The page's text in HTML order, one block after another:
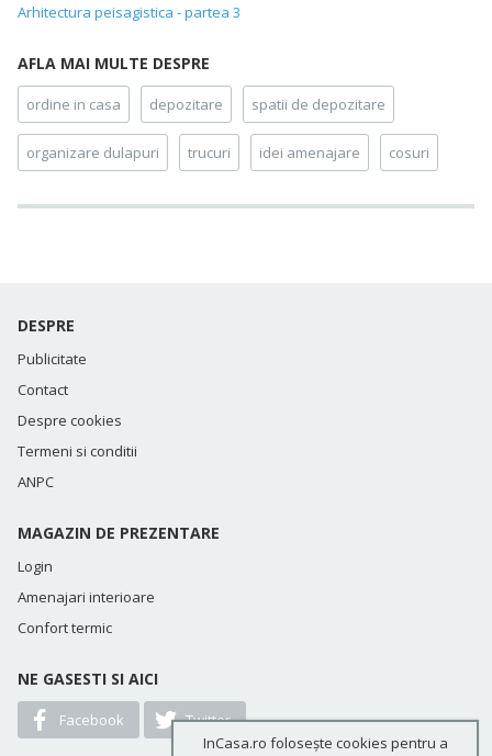
Arhitectura peisagistica - partea 3
AFLA MAI MULTE DESPRE
ordine in casa depozitare spatii de depozitare
organizare dulapuri trucuri idei amenajare cosuri
DESPRE
Publicitate
Contact
Despre cookies
Termeni si conditii
ANPC
MAGAZIN DE PREZENTARE
Login
Amenajari interioare
Confort termic
NE GASESTI SI AICI
Facebook
Twitter
InCasa.ro folosește cookies pentru a